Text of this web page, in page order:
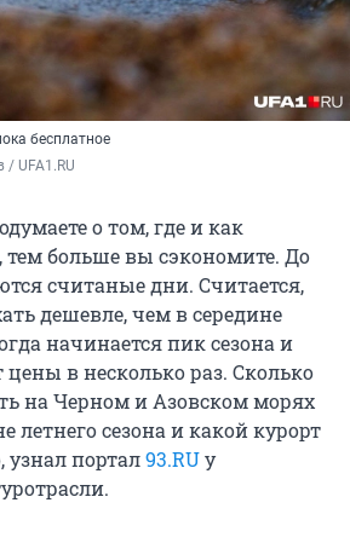
бесплатное
/ UFA1.RU
о том, где и как
тем больше вы сэкономите. До
считаные дни. Считается,
дешевле, чем в середине
начинается пик сезона и
в несколько раз. Сколько
на Черном и Азовском морях
летнего сезона и какой курорт
узнал портал93.RUу